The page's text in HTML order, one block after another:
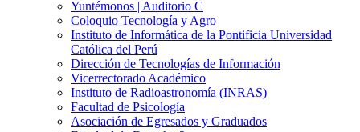
Yuntémonos | Auditorio C
Coloquio Tecnología y Agro
Instituto de Informática de la Pontificia Universidad
Católica del Perú
Dirección de Tecnologías de Información
Vicerrectorado Académico
Instituto de Radioastronomía (INRAS)
Facultad de Psicología
Asociación de Egresados y Graduados